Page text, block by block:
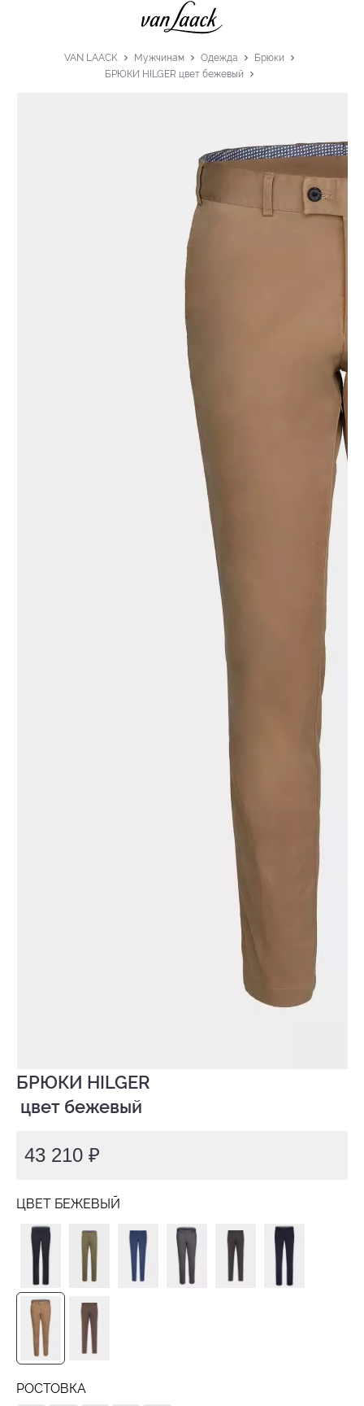
VAN LAACK Мужчинам Одежда
Брюки
БРЮКИ HILGER цвет бежевый
БРЮКИ HILGER
цвет бежевый
43 210 ₽
ЦВЕТ БЕЖЕВЫЙ
РОСТОВКА